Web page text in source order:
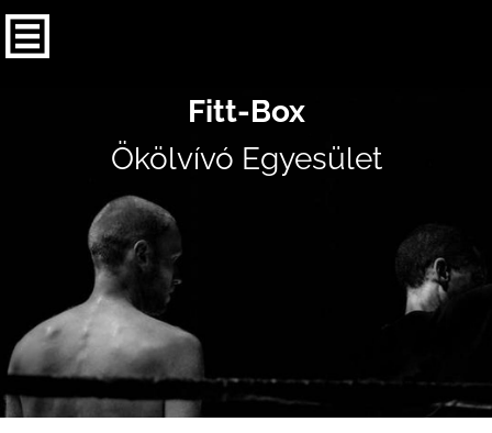
Fitt-Box
Ökölvívó Egyesület